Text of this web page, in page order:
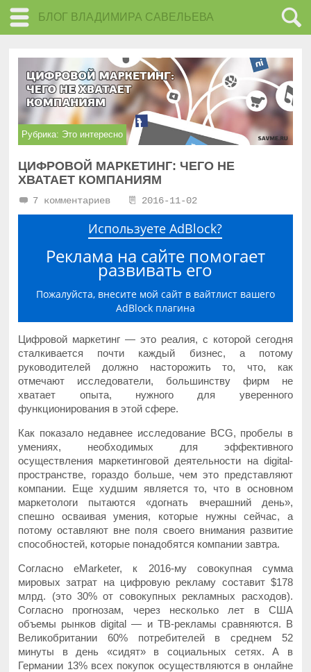
БЛОГ ВЛАДИМИРА САВЕЛЬЕВА
Рубрика: Это интересно
ЦИФРОВОЙ МАРКЕТИНГ: ЧЕГО НЕ
ХВАТАЕТ КОМПАНИЯМ
7 комментариев 2016-11-02
Используете AdBlock?
Реклама на сайте помогает
развивать его
Пожалуйста, внесите мой сайт в вайтлист вашего
AdBlock плагина
Цифровой маркетинг — это реалия, с которой сегодня
сталкивается почти каждый бизнес, а потому
руководителей должно насторожить то, что, как
отмечают исследователи, большинству фирм не
хватает опыта, нужного для уверенного
функционирования в этой сфере.
Как показало недавнее исследование BCG, пробелы в
умениях, необходимых для эффективного
осуществления маркетинговой деятельности на digital-
пространстве, гораздо больше, чем это представляют
компании. Еще худшим является то, что в основном
маркетологи пытаются «догнать вчерашний день»,
спешно осваивая умения, которые нужны сейчас, а
потому оставляют вне поля своего внимания развитие
способностей, которые понадобятся компании завтра.
Согласно eMarketer, к 2016-му совокупная сумма
мировых затрат на цифровую рекламу составит $178
млрд. (это 30% от совокупных рекламных расходов).
Согласно прогнозам, через несколько лет в США
объемы рынков digital — и ТВ-рекламы сравняются. В
Великобритании 60% потребителей в среднем 52
минуты в день «сидят» в социальных сетях. А в
Германии 13% всех покупок осуществляются в онлайне